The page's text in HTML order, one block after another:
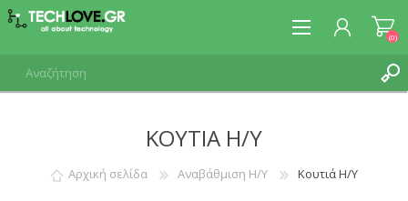
ΣΎΝΔΕΣΗ
(0)
ΚΟΥΤΙΆ Η/Υ
Αρχική σελίδα Αναβάθμιση Η/Υ Κουτιά Η/Υ